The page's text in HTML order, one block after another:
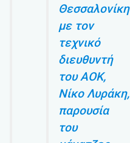
Θεσσαλονίκη
με τον
τεχνικό
διευθυντή
του ΑΟΚ,
Νίκο Λυράκη,
παρουσία
του